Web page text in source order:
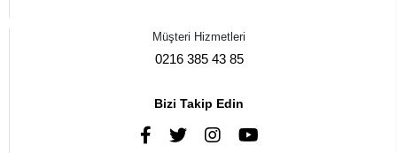
Müşteri Hizmetleri
0216 385 43 85
Bizi Takip Edin